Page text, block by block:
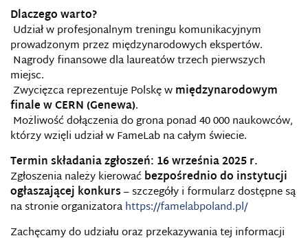
Dlaczego warto?
Udział w profesjonalnym treningu komunikacyjnym
prowadzonym przez międzynarodowych ekspertów.
Nagrody finansowe dla laureatów trzech pierwszych
miejsc.
Zwycięzca reprezentuje Polskę wmiędzynarodowym
finale w CERN (Genewa).
Możliwość dołączenia do grona ponad 40 000 naukowców,
którzy wzięli udział w FameLab na całym świecie.
Termin składania zgłoszeń: 16 września 2025 r.
Zgłoszenia należy kierowaćbezpośrednio do instytucji
ogłaszającej konkurs– szczegóły i formularz dostępne są
na stronie organizatorahttps://famelabpoland.pl/
Zachęcamy do udziału oraz przekazywania tej informacji